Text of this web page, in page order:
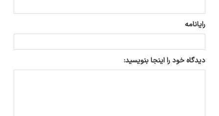
رایانامه
دیدگاه خود را اینجا بنویسید: